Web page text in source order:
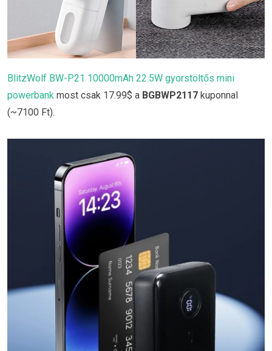
BlitzWolf BW-P21 10000mAh 22.5W gyorstöltős mini
powerbank most csak 17.99$ a BGBWP2117 kuponnal
(~7100 Ft).